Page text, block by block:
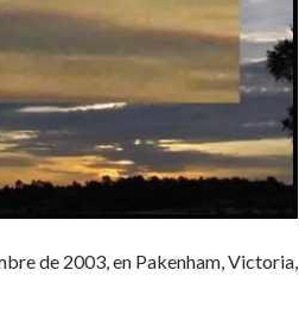
de 2003, en Pakenham, Victoria,